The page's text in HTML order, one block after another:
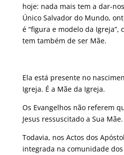
hoje: nada mais tem a dar-
Único Salvador do Mundo,
é “figura e modelo da Igreja”,
tem também de ser Mãe.
Ela está presente no
Igreja. É a Mãe da Igreja.
Os Evangelhos não referem
Jesus ressuscitado a Sua Mãe.
Todavia, nos Actos dos
integrada na comunidade